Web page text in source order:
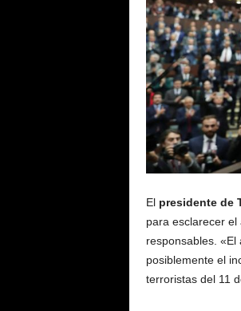
El presidente de
para esclarecer
responsables. «El
posiblemente el
terroristas del 11